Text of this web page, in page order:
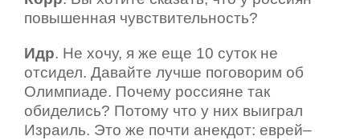
повышенная чувствительность?
Идр. Не хочу, я же еще 10 суток не
отсидел. Давайте лучше поговорим об
Олимпиаде. Почему россияне так
обиделись? Потому что у них выиграл
Израиль. Это же почти анекдот: еврей–